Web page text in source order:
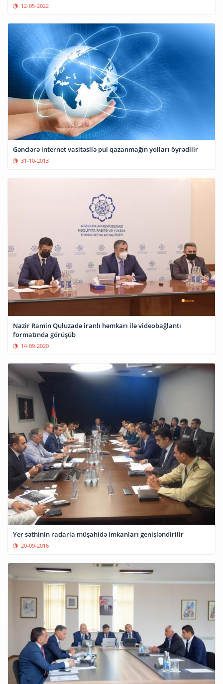
12-05-2022
Gənclərə internet vasitəsilə pul qazanmağın yolları öyrədilir
31-10-2013
Nazir Ramin Quluzadə iranlı həmkarı ilə videobağlantı
formatında görüşüb
14-09-2020
Yer səthinin radarla müşahidə imkanları genişləndirilir
20-09-2016